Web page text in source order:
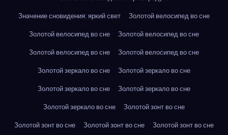
Значение сновидения: яркий свет
Золотой велосипед во сне
Золотой велосипед во сне
Золотой велосипед во сне
Золотой велосипед во сне
Золотой велосипед во сне
Золотой зеркало во сне
Золотой зеркало во сне
Золотой зеркало во сне
Золотой зеркало во сне
Золотой зеркало во сне
Золотой зонт во сне
Золотой зонт во сне
Золотой зонт во сне
Золотой зонт во сне